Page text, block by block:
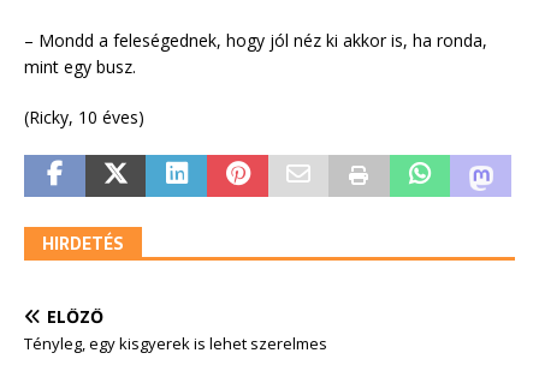
– Mondd a feleségednek, hogy jól néz ki akkor is, ha ronda,
mint egy busz.
(Ricky, 10 éves)
HIRDETÉS
ELŐZŐ
Tényleg, egy kisgyerek is lehet szerelmes